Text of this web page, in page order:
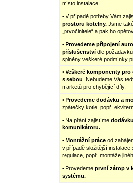
místo instalace.
• V případě potřeby Vám
prostoru kotelny.Jsme
„prvočinitele“ a pak ho
• Provedeme připojení
příslušenství dle
splněny veškeré podmínky
• Veškeré komponenty pro
s sebou . Nebudeme Vás
marketů pro chybějící díly.
• Provedeme dodávku a
zpátečky kotle, popř.
• Na přání zajistíme
komunikátoru.
• Montážní práceod
v případě složitější instalace
regulace, popř. montáže
• Provedeme první zátop v
systému.